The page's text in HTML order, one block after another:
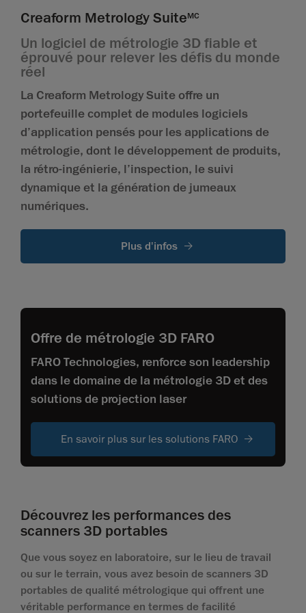
Creaform Metrology SuiteMC
Un logiciel de métrologie 3D fiable et
éprouvé pour relever les défis du monde
réel
La Creaform Metrology Suite offre un
portefeuille complet de modules logiciels
d’application pensés pour les applications de
métrologie, dont le développement de produits,
la rétro-ingénierie, l’inspection, le suivi
dynamique et la génération de jumeaux
numériques.
Plus d'infos
Offre de métrologie 3D FARO
FARO Technologies, renforce son leadership
dans le domaine de la métrologie 3D et des
solutions de projection laser
En savoir plus sur les solutions FARO
Découvrez les performances des
scanners 3D portables
Que vous soyez en laboratoire, sur le lieu de travail
ou sur le terrain, vous avez besoin de scanners 3D
portables de qualité métrologique qui offrent une
véritable performance en termes de facilité